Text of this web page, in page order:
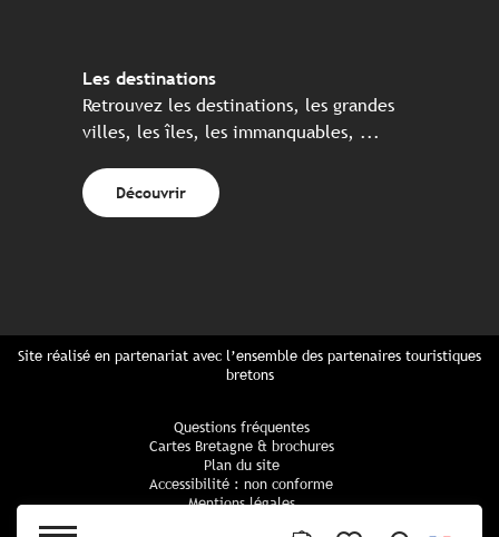
Les destinations
Retrouvez les destinations, les grandes
villes, les îles, les immanquables, ...
Découvrir
Site réalisé en partenariat avec l’ensemble des partenaires touristiques
bretons
Questions fréquentes
Cartes Bretagne & brochures
Plan du site
Accessibilité : non conforme
Mentions légales